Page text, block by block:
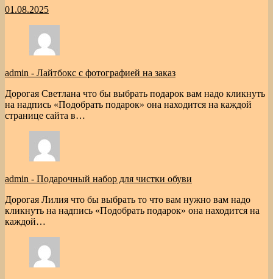
01.08.2025
admin - Лайтбокс с фотографией на заказ
Дорогая Светлана что бы выбрать подарок вам надо кликнуть
на надпись «Подобрать подарок» она находится на каждой
странице сайта в…
admin - Подарочный набор для чистки обуви
Дорогая Лилия что бы выбрать то что вам нужно вам надо
кликнуть на надпись «Подобрать подарок» она находится на
каждой…